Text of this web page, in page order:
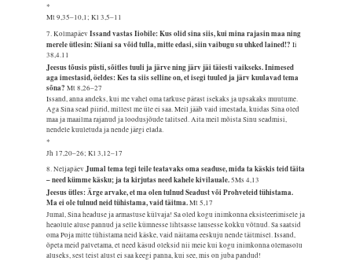
*
Mt 9,35–10,1; Kl 3,5–11
7. KolmapäevIssand vastas Iiobile: Kus olid sina siis, kui mina rajasin maa ning
merele ütlesin: Siiani sa võid tulla, mitte edasi, siin vaibugu su uhked lained!?Ii
38,4.11
Jeesus tõusis püsti, sõitles tuuli ja järve ning järv jäi täiesti vaikseks. Inimesed
aga imestasid, öeldes: Kes ta siis selline on, et isegi tuuled ja järv kuulavad tema
sõna?Mt 8,26–27
Issand, anna andeks, kui me vahel oma tarkuse pärast isekaks ja upsakaks muutume.
Aga Sina sead piirid, millest me üle ei saa. Meil jääb vaid imestada, kuidas Sina oled
maa ja maailma rajanud ja loodusjõude talitsed. Aita meil mõista Sinu seadmisi,
nendele kuuletuda ja nende järgi elada.
*
Jh 17,20–26; Kl 3,12–17
8. NeljapäevJumal tema tegi teile teatavaks oma seaduse, mida ta käskis teid täita
– need kümme käsku; ja ta kirjutas need kahele kivilauale.5Ms 4,13
Jeesus ütles: Ärge arvake, et ma olen tulnud Seadust või Prohveteid tühistama.
Ma ei ole tulnud neid tühistama, vaid täitma.Mt 5,17
Jumal, Sina headuse ja armastuse külvaja! Sa oled kogu inimkonna eksisteerimisele ja
heaolule aluse pannud ja selle kümnesse lihtsasse lausesse kokku võtnud. Sa saatsid
oma Poja mitte tühistama neid käske, vaid näitama eeskuju nende täitmisel. Issand,
õpeta meid palvetama, et need käsud oleksid nii meie kui kogu inimkonna olemasolu
aluseks, sest teist alust ei saa keegi panna, kui see, mis on juba pandud!